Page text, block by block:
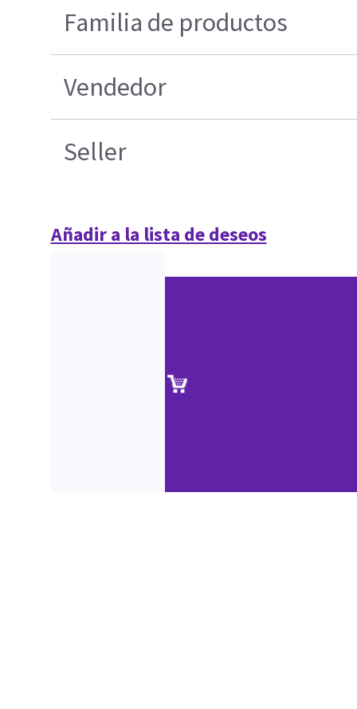
Familia de productos
Vendedor
Seller
Añadir a la lista de deseos